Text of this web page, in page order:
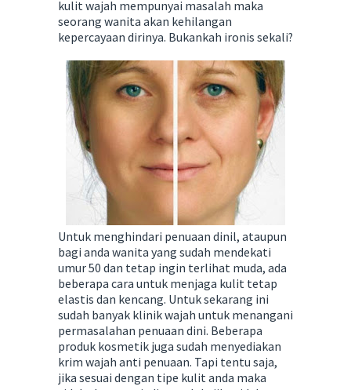
kulit wajah mempunyai masalah maka
seorang wanita akan kehilangan
kepercayaan dirinya. Bukankah ironis sekali?
Untuk menghindari penuaan dinil, ataupun
bagi anda wanita yang sudah mendekati
umur 50 dan tetap ingin terlihat muda, ada
beberapa cara untuk menjaga kulit tetap
elastis dan kencang. Untuk sekarang ini
sudah banyak klinik wajah untuk menangani
permasalahan penuaan dini. Beberapa
produk kosmetik juga sudah menyediakan
krim wajah anti penuaan. Tapi tentu saja,
jika sesuai dengan tipe kulit anda maka